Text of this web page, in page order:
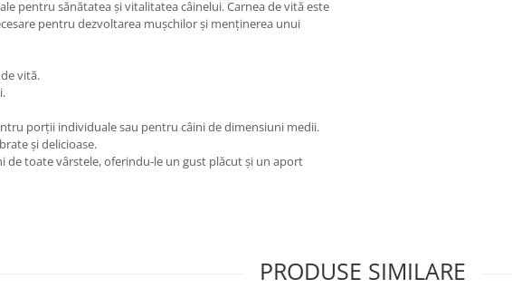
pentru sănătatea și vitalitatea câinelui. Carnea de vită este
pentru dezvoltarea mușchilor și menținerea unui
vită.
porții individuale sau pentru câini de dimensiuni medii.
și delicioase.
de toate vârstele, oferindu-le un gust plăcut și un aport
PRODUSE SIMILARE